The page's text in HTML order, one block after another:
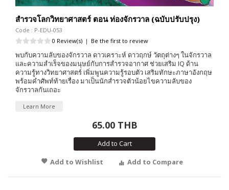
สำรวจโลกวิทยาศาสตร์ ตอน ท่องจักรวาล (ฉบับปรับปรุง)
Code : P-EDU-053
0 Review(s) | Be the first to review
พบกับความลับของจักรวาล ดาวเคราะห์ ดาวฤกษ์ วัตถุต่างๆ ในจักรวาล
และความสำเร็จของมนุษย์กับการสำรวจอากาศ ช่วยเสริม IQ ด้าน
ความรู้ทางวิทยาศาสตร์ เพิ่มพูนความรู้รอบตัว เสริมทักษะภาษาอังกฤษ
พร้อมคำศัพท์ท้ายเรื่อง มาเป็นนักสำรวจตัวน้อยไขความลับของ
จักรวาลกันเถอะ
Learn More
65.00 THB
Add to Cart
Add to Wishlist
Add to Compare